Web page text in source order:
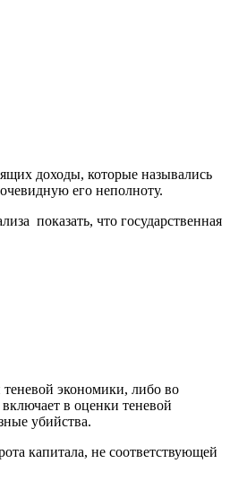
доходы, которые назывались
его неполноту.
показать, что государственная
теневой экономики, либо во
в оценки тене­вой
убийства.
капитала, не соответствующей